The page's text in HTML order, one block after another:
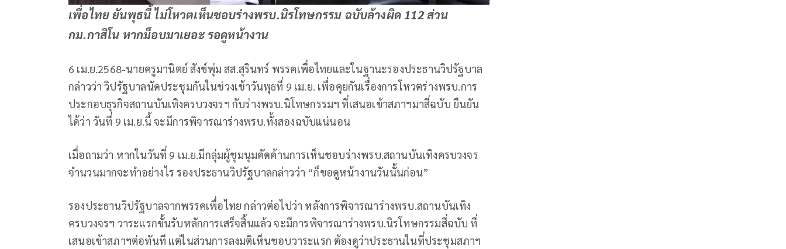
เพื่อไทย ยันพุธนี้ ไม่โหวตเห็นชอบร่างพรบ.นิรโทษกรรม ฉบับล้างผิด 112 ส่วน
กม.กาสิโน หากม็อบมาเยอะ รอดูหน้างาน
6 เม.ย.2568-นายครูมานิตย์ สังข์พุ่ม สส.สุรินทร์ พรรคเพื่อไทยและในฐานะรองประธานวิปรัฐบาล
กล่าวว่า วิปรัฐบาลนัดประชุมกันในช่วงเช้าวันพุธที่ 9 เม.ย. เพื่อคุยกันเรื่องการโหวตร่างพรบ.การ
ประกอบธุรกิจสถานบันเทิงครบวงจรฯ กับร่างพรบ.นิโทษกรรมฯ ที่เสนอเข้าสภาฯมาสี่ฉบับ ยืนยัน
ได้ว่า วันที่ 9 เม.ย.นี้ จะมีการพิจารณาร่างพรบ.ทั้งสองฉบับแน่นอน
เมื่อถามว่า หากในวันที่ 9 เม.ย.มีกลุ่มผู้ชุมนุมคัดค้านการเห็นชอบร่างพรบ.สถานบันเทิงครบวงจร
จำนวนมากจะทำอย่างไร รองประธานวิปรัฐบาลกล่าวว่า “ก็ขอดูหน้างานวันนั้นก่อน”
รองประธานวิปรัฐบาลจากพรรคเพื่อไทย กล่าวต่อไปว่า หลังการพิจารณาร่างพรบ.สถานบันเทิง
ครบวงจรฯ วาระแรกขั้นรับหลักการเสร็จสิ้นแล้ว จะมีการพิจารณาร่างพรบ.นิรโทษกรรมสี่ฉบับ ที่
เสนอเข้าสภาฯต่อทันที แต่ในส่วนการลงมติเห็นชอบวาระแรก ต้องดูว่าประธานในที่ประชุมสภาฯ